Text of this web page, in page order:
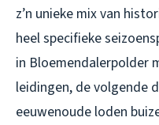
z’n unieke mix van
heel specifieke
in Bloemendalerpolder
leidingen, de volgende
eeuwenoude loden